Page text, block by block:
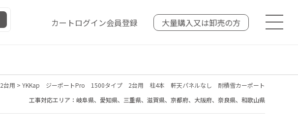
カートログイン会員登録 大量購入又は卸売の方
2台用 > YKKap ジーポートPro 1500タイプ 2台用 柱4本 軒天パネルなし 耐積雪カーポート
工事対応エリア：岐阜県、愛知県、三重県、滋賀県、京都府、大阪府、奈良県、和歌山県